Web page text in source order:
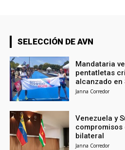
SELECCIÓN DE AVN
Mandataria
pentatletas
alcanzado en
Janna Corredor
Venezuela y
compromisos
bilateral
Janna Corredor